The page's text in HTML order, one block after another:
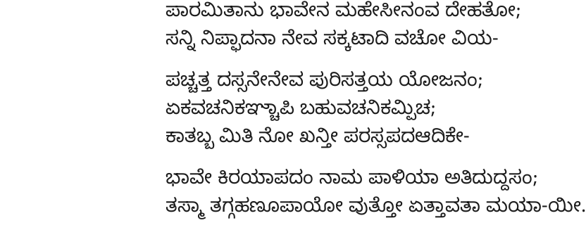
ಪಾರಮಿತಾನು ಭಾವೇನ ಮಹೇಸೀನಂವ ದೇಹತೋ;
ಸನ್ನಿ ನಿಪ್ಫಾದನಾ ನೇವ ಸಕ್ಕಟಾದಿ ವಚೋ ವಿಯ-
ಪಚ್ಚತ್ತ ದಸ್ಸನೇನೇವ ಪುರಿಸತ್ತಯ ಯೋಜನಂ;
ಏಕವಚನಿಕಞ್ಚಾಪಿ ಬಹುವಚನಿಕಮ್ಪಿಚ;
ಕಾತಬ್ಬ ಮಿತಿ ನೋ ಖನ್ತೀ ಪರಸ್ಸಪದಆದಿಕೇ-
ಭಾವೇ ಕಿರಯಾಪದಂ ನಾಮ ಪಾಳಿಯಾ ಅತಿದುದ್ದಸಂ;
ತಸ್ಮಾ ತಗ್ಗಹಣೂಪಾಯೋ ವುತ್ತೋ ಏತ್ತಾವತಾ ಮಯಾ-ಯೀ.